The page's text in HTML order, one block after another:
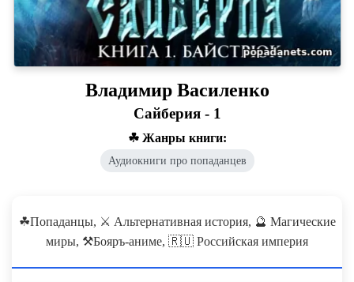
Владимир Василенко
Сайберия - 1
☘ Жанры книги:
Аудиокниги про попаданцев
☘Попаданцы, ⚔️ Альтернативная история, 🔮 Магические
миры, ⚒Бояръ-аниме, 🇷🇺 Российская империя